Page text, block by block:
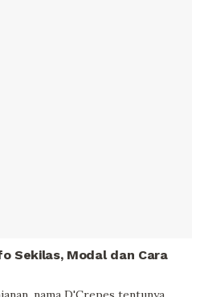
Sekilas, Modal dan Cara